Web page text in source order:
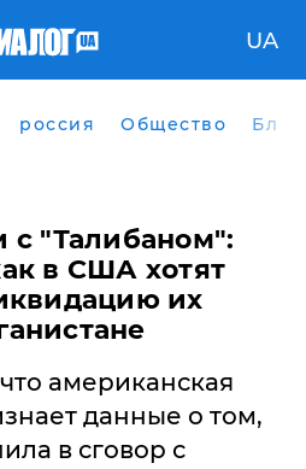
UA
россия Общество
с "Талибаном":
в США хотят
их
американская
данные о том,
в сговор с